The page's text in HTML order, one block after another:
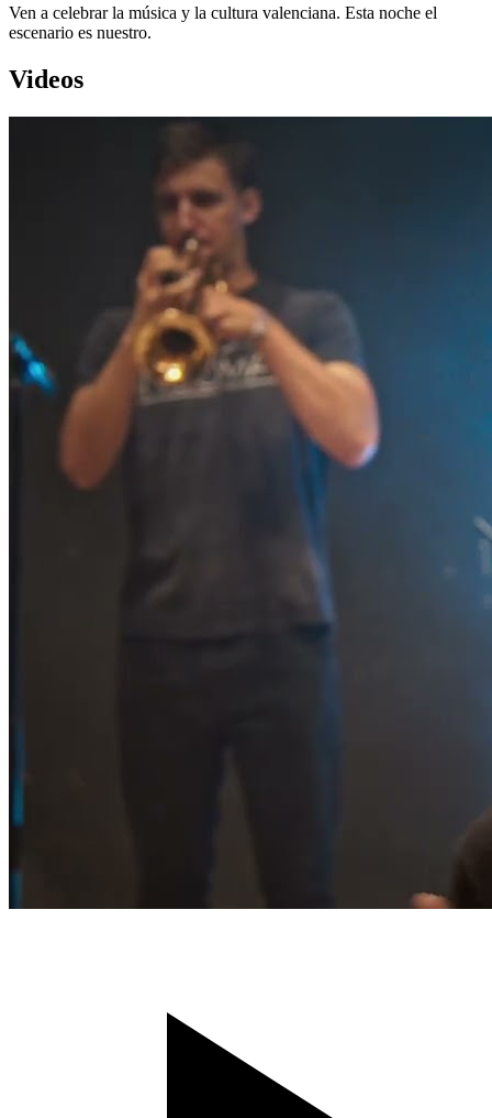
Ven a celebrar la música y la cultura valenciana. Esta noche el
escenario es nuestro.
Videos